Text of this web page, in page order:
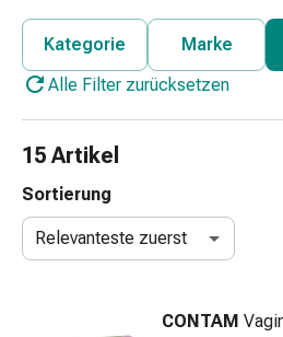
Bronchitis
Inhalationsgeräte
Schnupfen
Wund-
Elastische
Kategorie Marke
Alle Filter zurücksetzen
15 Artikel
Sortierung
Relevanteste zuerst
CONTAM